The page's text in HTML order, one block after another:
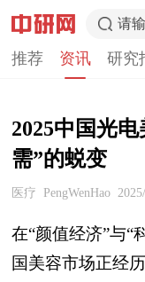
请
推荐 资讯 研究
2025中国光
需”的蜕变
医疗 PengWenHao
在“颜值经济”与“
国美容市场正经